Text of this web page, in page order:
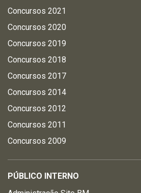
Concursos 2021
Concursos 2020
Concursos 2019
Concursos 2018
Concursos 2017
Concursos 2014
Concursos 2012
Concursos 2011
Concursos 2009
PÚBLICO INTERNO